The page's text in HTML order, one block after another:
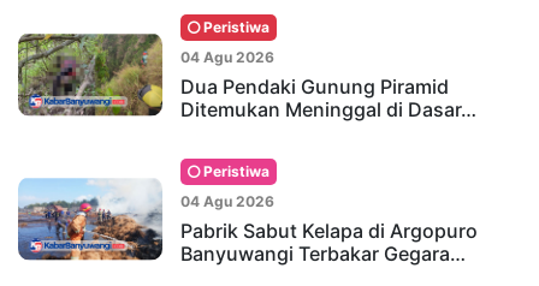
Peristiwa
04 Agu 2026
Dua Pendaki Gunung Piramid
Ditemukan Meninggal di Dasar…
Peristiwa
04 Agu 2026
Pabrik Sabut Kelapa di Argopuro
Banyuwangi Terbakar Gegara…